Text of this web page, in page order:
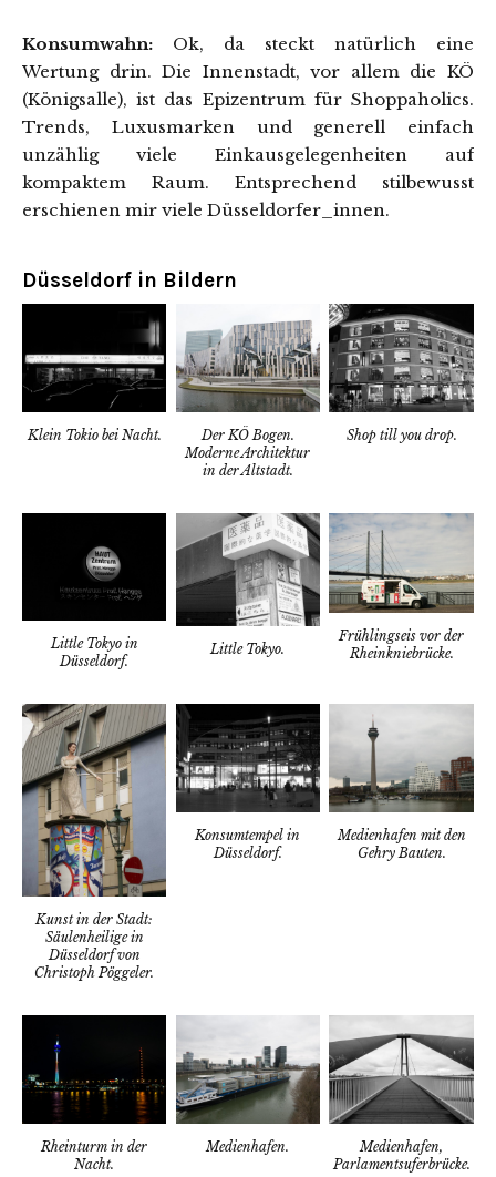
Konsumwahn: Ok, da steckt natürlich eine
Wertung drin. Die Innenstadt, vor allem die KÖ
(Königsalle), ist das Epizentrum für Shoppaholics.
Trends, Luxusmarken und generell einfach
unzählig viele Einkausgelegenheiten auf
kompaktem Raum. Entsprechend stilbewusst
erschienen mir viele Düsseldorfer_innen.
Düsseldorf in Bildern
Klein Tokio bei Nacht.
Der KÖ Bogen.
Moderne Architektur
in der Altstadt.
Shop till you drop.
Little Tokyo in
Düsseldorf.
Little Tokyo.
Frühlingseis vor der
Rheinkniebrücke.
Kunst in der Stadt:
Säulenheilige in
Düsseldorf von
Christoph Pöggeler.
Konsumtempel in
Düsseldorf.
Medienhafen mit den
Gehry Bauten.
Rheinturm in der
Nacht.
Medienhafen.
Medienhafen,
Parlamentsuferbrücke.